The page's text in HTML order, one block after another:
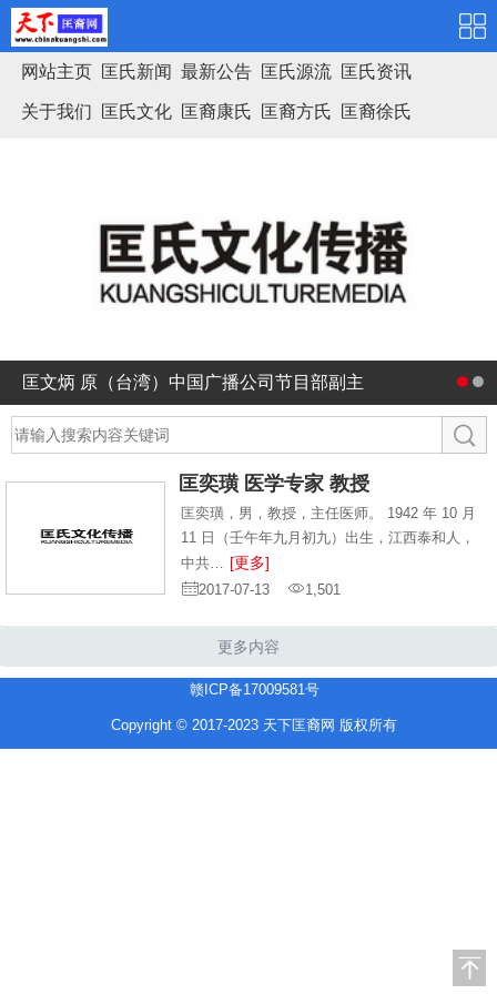
网站主页 匡氏新闻 最新公告 匡氏源流 匡氏资讯
关于我们 匡氏文化 匡裔康氏 匡裔方氏 匡裔徐氏
匡文炳 原（台湾）中国广播公司节目部副主
任 广播剧团副团长
匡奕璜 医学专家 教授
匡奕璜，男，教授，主任医师。 1942 年 10 月
11 日（壬午年九月初九）出生，江西泰和人，
中共…
[更多]
2017-07-13 1,501
更多内容
赣ICP备17009581号
Copyright © 2017-2023 天下匡裔网 版权所有